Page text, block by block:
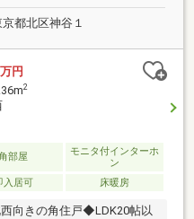
京都北区神谷１
万円
2
部屋
モニタ付インターホ
ン
入居可 床暖房
向きの角住戸◆LDK20帖以